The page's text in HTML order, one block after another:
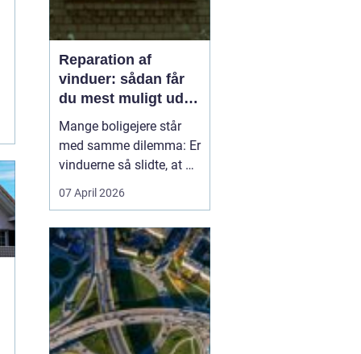
Reparation af
vinduer: sådan får
du mest muligt ud af
dine gamle vinduer
Mange boligejere står
med samme dilemma: Er
vinduerne så slidte, at de
bør skiftes, eller kan de
repareres og få nyt liv? I
kan en grundig
reparation af vinduer
være en både økon...
07 April 2026